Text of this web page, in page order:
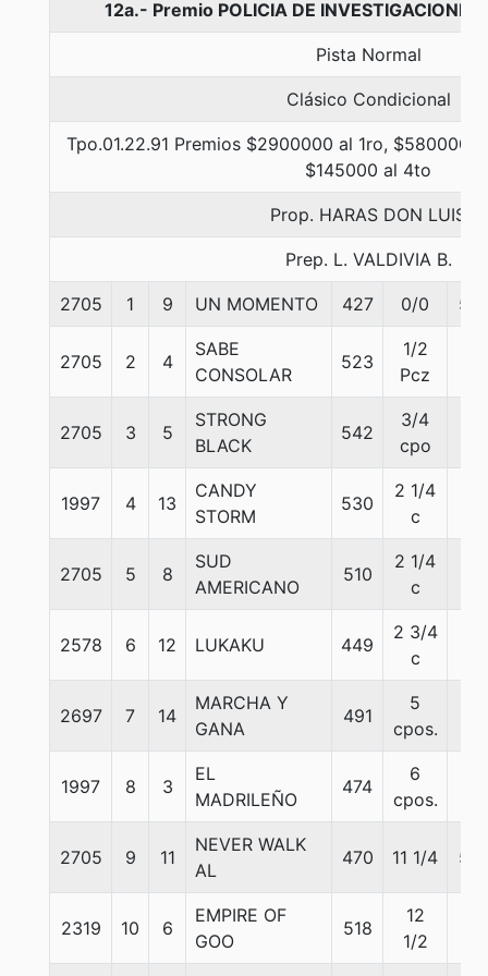
12a.- Premio POLICIA DE
Pista Normal
Clásico Condicional
Tpo.01.22.91 Premios $2900000 al 1ro, $580000
$145000 al 4to
Prop. HARAS DON LUIS
Prep. L. VALDIVIA B.
2705 1 9 UN MOMENTO 427 0/0 55
2705 2 4
SABE
CONSOLAR
523
1/2
Pcz
2705 3 5
STRONG
BLACK
542
3/4
cpo
1997 4 13
CANDY
STORM
530
2 1/4
c
2705 5 8
SUD
AMERICANO
510
2 1/4
c
2578 6 12 LUKAKU 449
2 3/4
c
2697 7 14
MARCHA Y
GANA
491
5
cpos.
1997 8 3
EL
MADRILEÑO
474
6
cpos.
2705 9 11
NEVER WALK
AL
470 11 1/4 55
2319 10 6
EMPIRE OF
GOO
518
12
1/2